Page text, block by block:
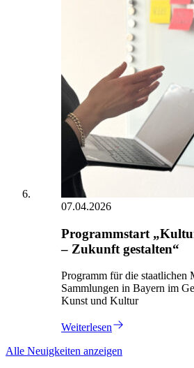
07.04.2026
Programmstart
– Zukunft gestalten“
Programm für die staatlichen
Sammlungen in Bayern im
Kunst und Kultur
Weiterlesen
Alle Neuigkeiten anzeigen